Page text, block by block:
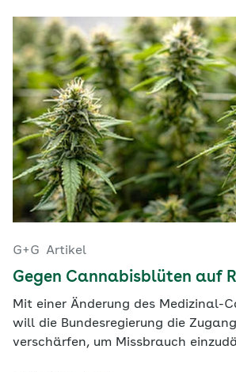
G+G Artikel
Gegen Cannabisblüten auf
Mit einer Änderung des Medizinal-
will die Bundesregierung die
verschärfen, um Missbrauch